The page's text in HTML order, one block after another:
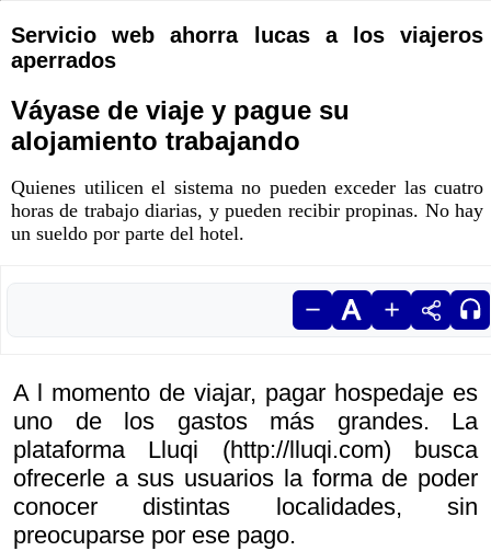
Servicio web ahorra lucas a los viajeros
aperrados
Váyase de viaje y pague su
alojamiento trabajando
Quienes utilicen el sistema no pueden exceder las cuatro
horas de trabajo diarias, y pueden recibir propinas. No hay
un sueldo por parte del hotel.
A l momento de viajar, pagar hospedaje es
uno de los gastos más grandes. La
plataforma Lluqi (http://lluqi.com) busca
ofrecerle a sus usuarios la forma de poder
conocer distintas localidades, sin
preocuparse por ese pago.